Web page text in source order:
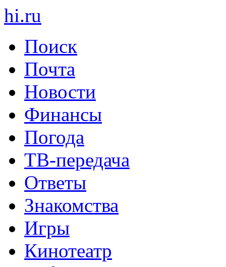
hi.ru
Поиск
Почта
Новости
Финансы
Погода
ТВ-передача
Ответы
Знакомства
Игры
Кинотеатр